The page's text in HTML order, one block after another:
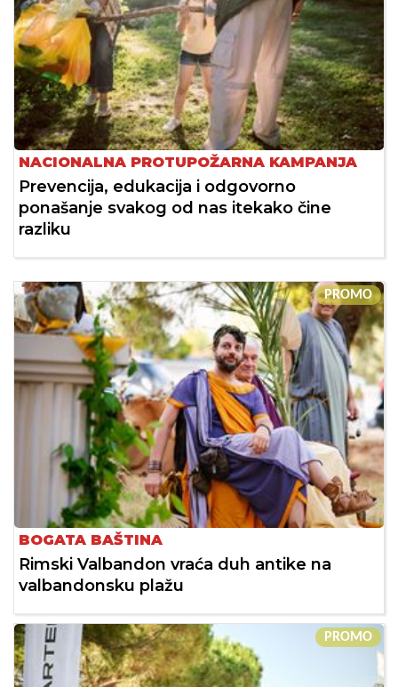
NACIONALNA PROTUPOŽARNA KAMPANJA
Prevencija, edukacija i odgovorno
ponašanje svakog od nas itekako čine
razliku
PROMO
BOGATA BAŠTINA
Rimski Valbandon vraća duh antike na
valbandonsku plažu
PROMO